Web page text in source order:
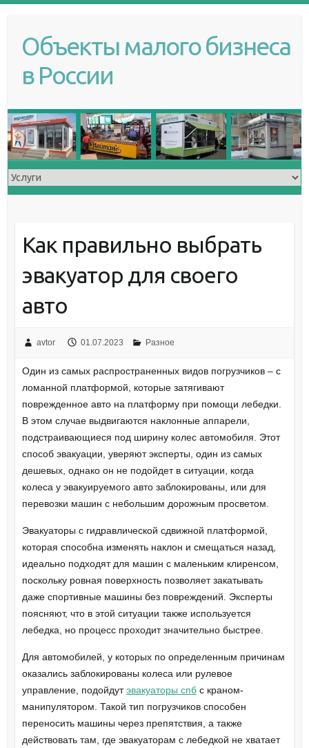
Объекты малого бизнеса
в России
Как правильно выбрать
эвакуатор для своего
авто
avtor 01.07.2023 Разное
Один из самых распространенных видов погрузчиков – с
ломанной платформой, которые затягивают
поврежденное авто на платформу при помощи лебедки.
В этом случае выдвигаются наклонные аппарели,
подстраивающиеся под ширину колес автомобиля. Этот
способ эвакуации, уверяют эксперты, один из самых
дешевых, однако он не подойдет в ситуации, когда
колеса у эвакуируемого авто заблокированы, или для
перевозки машин с небольшим дорожным просветом.
Эвакуаторы с гидравлической сдвижной платформой,
которая способна изменять наклон и смещаться назад,
идеально подходят для машин с маленьким клиренсом,
поскольку ровная поверхность позволяет закатывать
даже спортивные машины без повреждений. Эксперты
поясняют, что в этой ситуации также используется
лебедка, но процесс проходит значительно быстрее.
Для автомобилей, у которых по определенным причинам
оказались заблокированы колеса или рулевое
управление, подойдутэвакуаторы спбс краном-
манипулятором. Такой тип погрузчиков способен
переносить машины через препятствия, а также
действовать там, где эвакуаторам с лебедкой не хватает